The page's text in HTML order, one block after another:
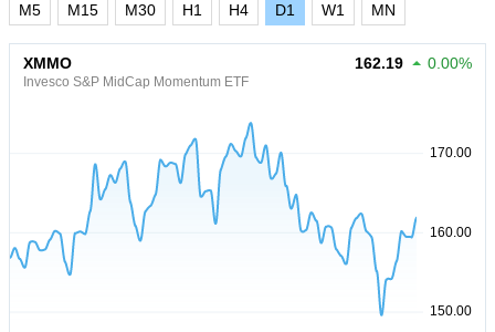
M5 M15 M30 H1 H4 D1 W1 MN
XMMO
Invesco S&P MidCap Momentum ETF
162.19 0.00%